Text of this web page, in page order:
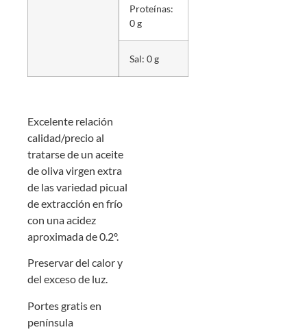
Proteínas:
0 g
Sal: 0 g
Excelente relación
calidad/precio al
tratarse de un aceite
de oliva virgen extra
de las variedad picual
de extracción en frío
con una acidez
aproximada de 0.2º.
Preservar del calor y
del exceso de luz.
Portes gratis en
península